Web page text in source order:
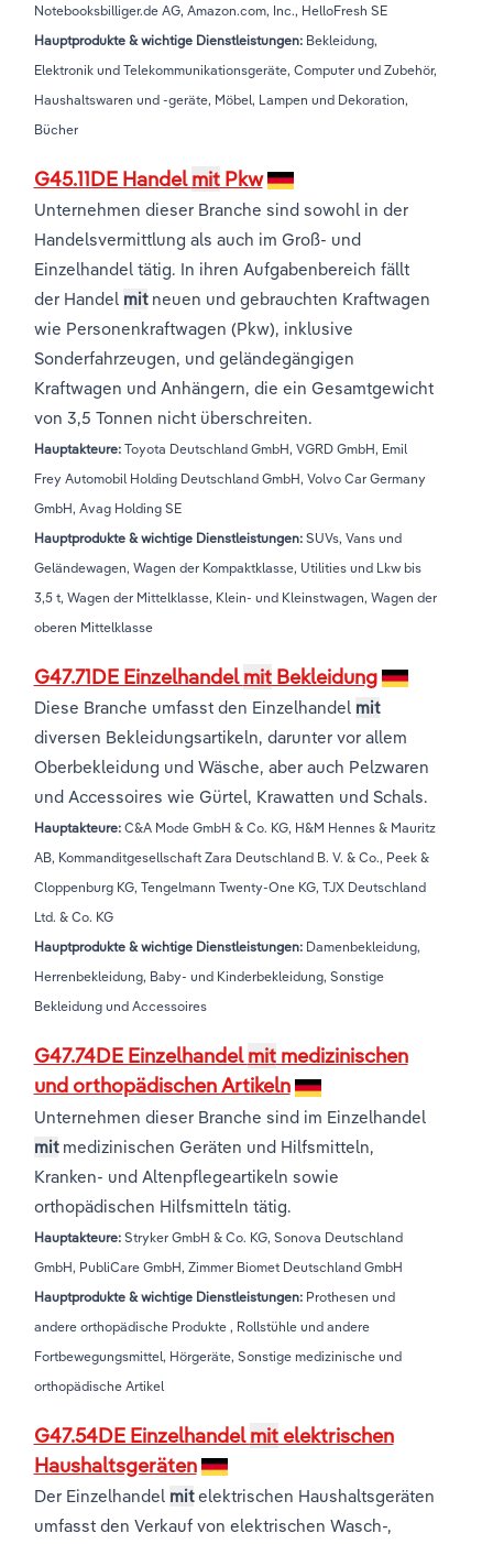
Notebooksbilliger.de AG, Amazon.com, Inc., HelloFresh SE
Hauptprodukte & wichtige Dienstleistungen:Bekleidung,
Elektronik und Telekommunikationsgeräte, Computer und Zubehör,
Haushaltswaren und -geräte, Möbel, Lampen und Dekoration,
Bücher
G45.11DE HandelmitPkw
Unternehmen dieser Branche sind sowohl in der
Handelsvermittlung als auch im Groß- und
Einzelhandel tätig. In ihren Aufgabenbereich fällt
der Handel mitneuen und gebrauchten Kraftwagen
wie Personenkraftwagen (Pkw), inklusive
Sonderfahrzeugen, und geländegängigen
Kraftwagen und Anhängern, die ein Gesamtgewicht
von 3,5 Tonnen nicht überschreiten.
Hauptakteure: Toyota Deutschland GmbH, VGRD GmbH, Emil
Frey Automobil Holding Deutschland GmbH, Volvo Car Germany
GmbH, Avag Holding SE
Hauptprodukte & wichtige Dienstleistungen:SUVs, Vans und
Geländewagen, Wagen der Kompaktklasse, Utilities und Lkw bis
3,5 t, Wagen der Mittelklasse, Klein- und Kleinstwagen, Wagen der
oberen Mittelklasse
G47.71DE EinzelhandelmitBekleidung
Diese Branche umfasst den Einzelhandel mit
diversen Bekleidungsartikeln, darunter vor allem
Oberbekleidung und Wäsche, aber auch Pelzwaren
und Accessoires wie Gürtel, Krawatten und Schals.
Hauptakteure: C&A Mode GmbH & Co. KG, H&M Hennes & Mauritz
AB, Kommanditgesellschaft Zara Deutschland B. V. & Co., Peek &
Cloppenburg KG, Tengelmann Twenty-One KG, TJX Deutschland
Ltd. & Co. KG
Hauptprodukte & wichtige Dienstleistungen:Damenbekleidung,
Herrenbekleidung, Baby- und Kinderbekleidung, Sonstige
Bekleidung und Accessoires
G47.74DE Einzelhandelmitmedizinischen
und orthopädischen Artikeln
Unternehmen dieser Branche sind im Einzelhandel
mitmedizinischen Geräten und Hilfsmitteln,
Kranken- und Altenpflegeartikeln sowie
orthopädischen Hilfsmitteln tätig.
Hauptakteure: Stryker GmbH & Co. KG, Sonova Deutschland
GmbH, PubliCare GmbH, Zimmer Biomet Deutschland GmbH
Hauptprodukte & wichtige Dienstleistungen:Prothesen und
andere orthopädische Produkte , Rollstühle und andere
Fortbewegungsmittel, Hörgeräte, Sonstige medizinische und
orthopädische Artikel
G47.54DE Einzelhandelmitelektrischen
Haushaltsgeräten
Der Einzelhandel mitelektrischen Haushaltsgeräten
umfasst den Verkauf von elektrischen Wasch-,